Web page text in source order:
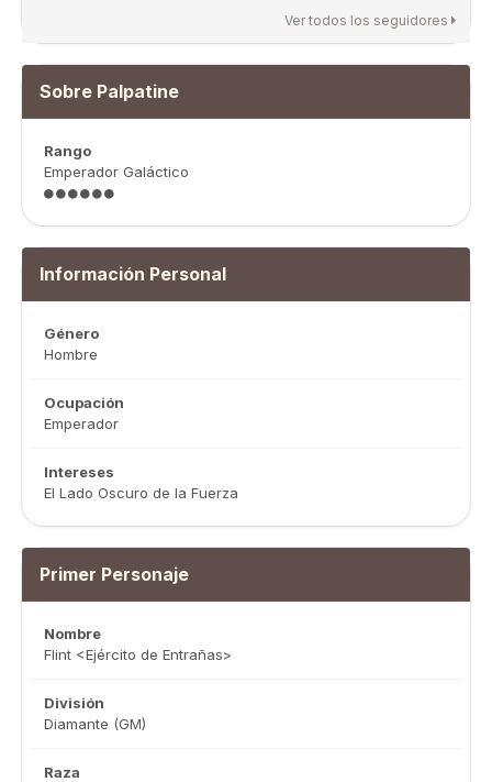
Ver todos los seguidores
Sobre Palpatine
Rango
Emperador Galáctico
Información Personal
Género
Hombre
Ocupación
Emperador
Intereses
El Lado Oscuro de la Fuerza
Primer Personaje
Nombre
Flint <Ejército de Entrañas>
División
Diamante (GM)
Raza